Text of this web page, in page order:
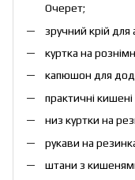
Очерет;
зручний крій для
куртка на
капюшон для
практичні
низ куртки на
рукави на
штани з